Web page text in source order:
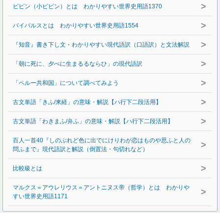
ピピン（小ピピン）とは わかりやすい世界史用語1370 >
バイバルスとは わかりやすい世界史用語1554 >
『知音』書き下し文・わかりやすい現代語訳（口語訳）と文法解説 >
「朝に死に、夕べに生まるるならひ」の現代語訳 >
「ペルー共和国」について調べてみよう >
古文単語「きふ/来経」の意味・解説【ハ行下二段活用】 >
古文単語「わきまふ/弁ふ」の意味・解説【ハ行下二段活用】 >
百人一首40『しのぶれど色に出でにけりわが恋はものや思ふと人の
問ふまで』現代語訳と解説（倒置法・句切れなど）
>
比較級とは >
マルクス＝アウレリウス＝アントニヌス帝（哲学）とは わかりや
すい世界史用語1171
>